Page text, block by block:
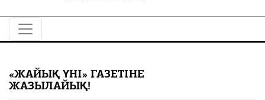
Жалын
PDF
«Жайық үні» — 33 жыл
Каталог
«ЖАЙЫҚ ҮНІ» ГАЗЕТІНЕ
ЖАЗЫЛАЙЫҚ!